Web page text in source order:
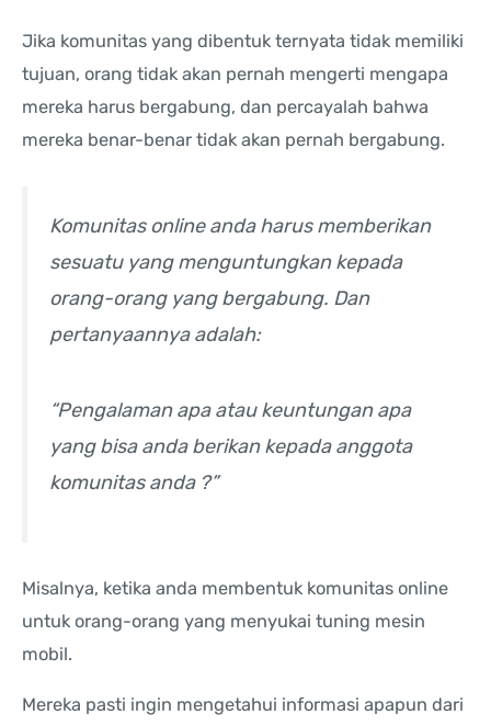
Jika komunitas yang dibentuk ternyata tidak memiliki
tujuan, orang tidak akan pernah mengerti mengapa
mereka harus bergabung, dan percayalah bahwa
mereka benar-benar tidak akan pernah bergabung.
Komunitas online anda harus memberikan
sesuatu yang menguntungkan kepada
orang-orang yang bergabung. Dan
pertanyaannya adalah:
“Pengalaman apa atau keuntungan apa
yang bisa anda berikan kepada anggota
komunitas anda ?”
Misalnya, ketika anda membentuk komunitas online
untuk orang-orang yang menyukai tuning mesin
mobil.
Mereka pasti ingin mengetahui informasi apapun dari